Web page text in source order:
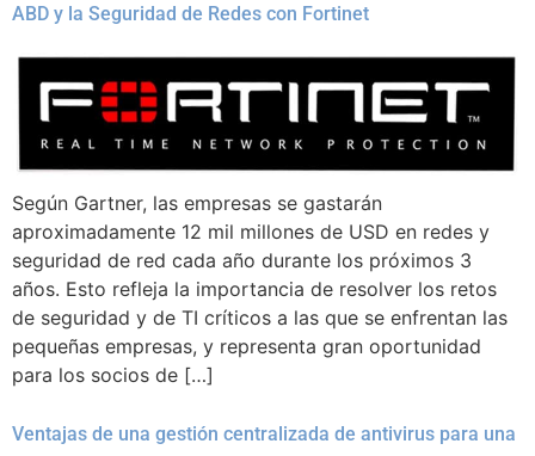
ABD y la Seguridad de Redes con Fortinet
Según Gartner, las empresas se gastarán
aproximadamente 12 mil millones de USD en redes y
seguridad de red cada año durante los próximos 3
años. Esto refleja la importancia de resolver los retos
de seguridad y de TI críticos a las que se enfrentan las
pequeñas empresas, y representa gran oportunidad
para los socios de […]
Ventajas de una gestión centralizada de antivirus para una